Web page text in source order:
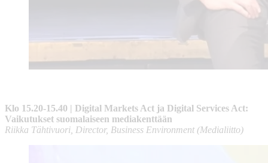
Klo 15.20-15.40 | Digital Markets Act ja Digital Services Act:
Vaikutukset suomalaiseen mediakenttään
Riikka Tähtivuori, Director, Business Environment (Medialiitto)